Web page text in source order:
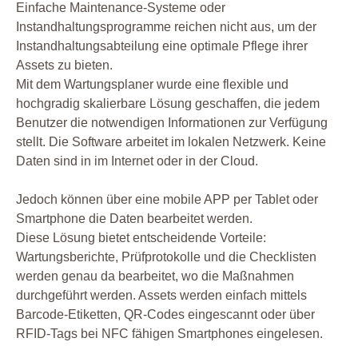
Einfache Maintenance-Systeme oder
Instandhaltungsprogramme reichen nicht aus, um der
Instandhaltungsabteilung eine optimale Pflege ihrer
Assets zu bieten.
Mit dem Wartungsplaner wurde eine flexible und
hochgradig skalierbare Lösung geschaffen, die jedem
Benutzer die notwendigen Informationen zur Verfügung
stellt. Die Software arbeitet im lokalen Netzwerk. Keine
Daten sind in im Internet oder in der Cloud.
Jedoch können über eine mobile APP per Tablet oder
Smartphone die Daten bearbeitet werden.
Diese Lösung bietet entscheidende Vorteile:
Wartungsberichte, Prüfprotokolle und die Checklisten
werden genau da bearbeitet, wo die Maßnahmen
durchgeführt werden. Assets werden einfach mittels
Barcode-Etiketten, QR-Codes eingescannt oder über
RFID-Tags bei NFC fähigen Smartphones eingelesen.